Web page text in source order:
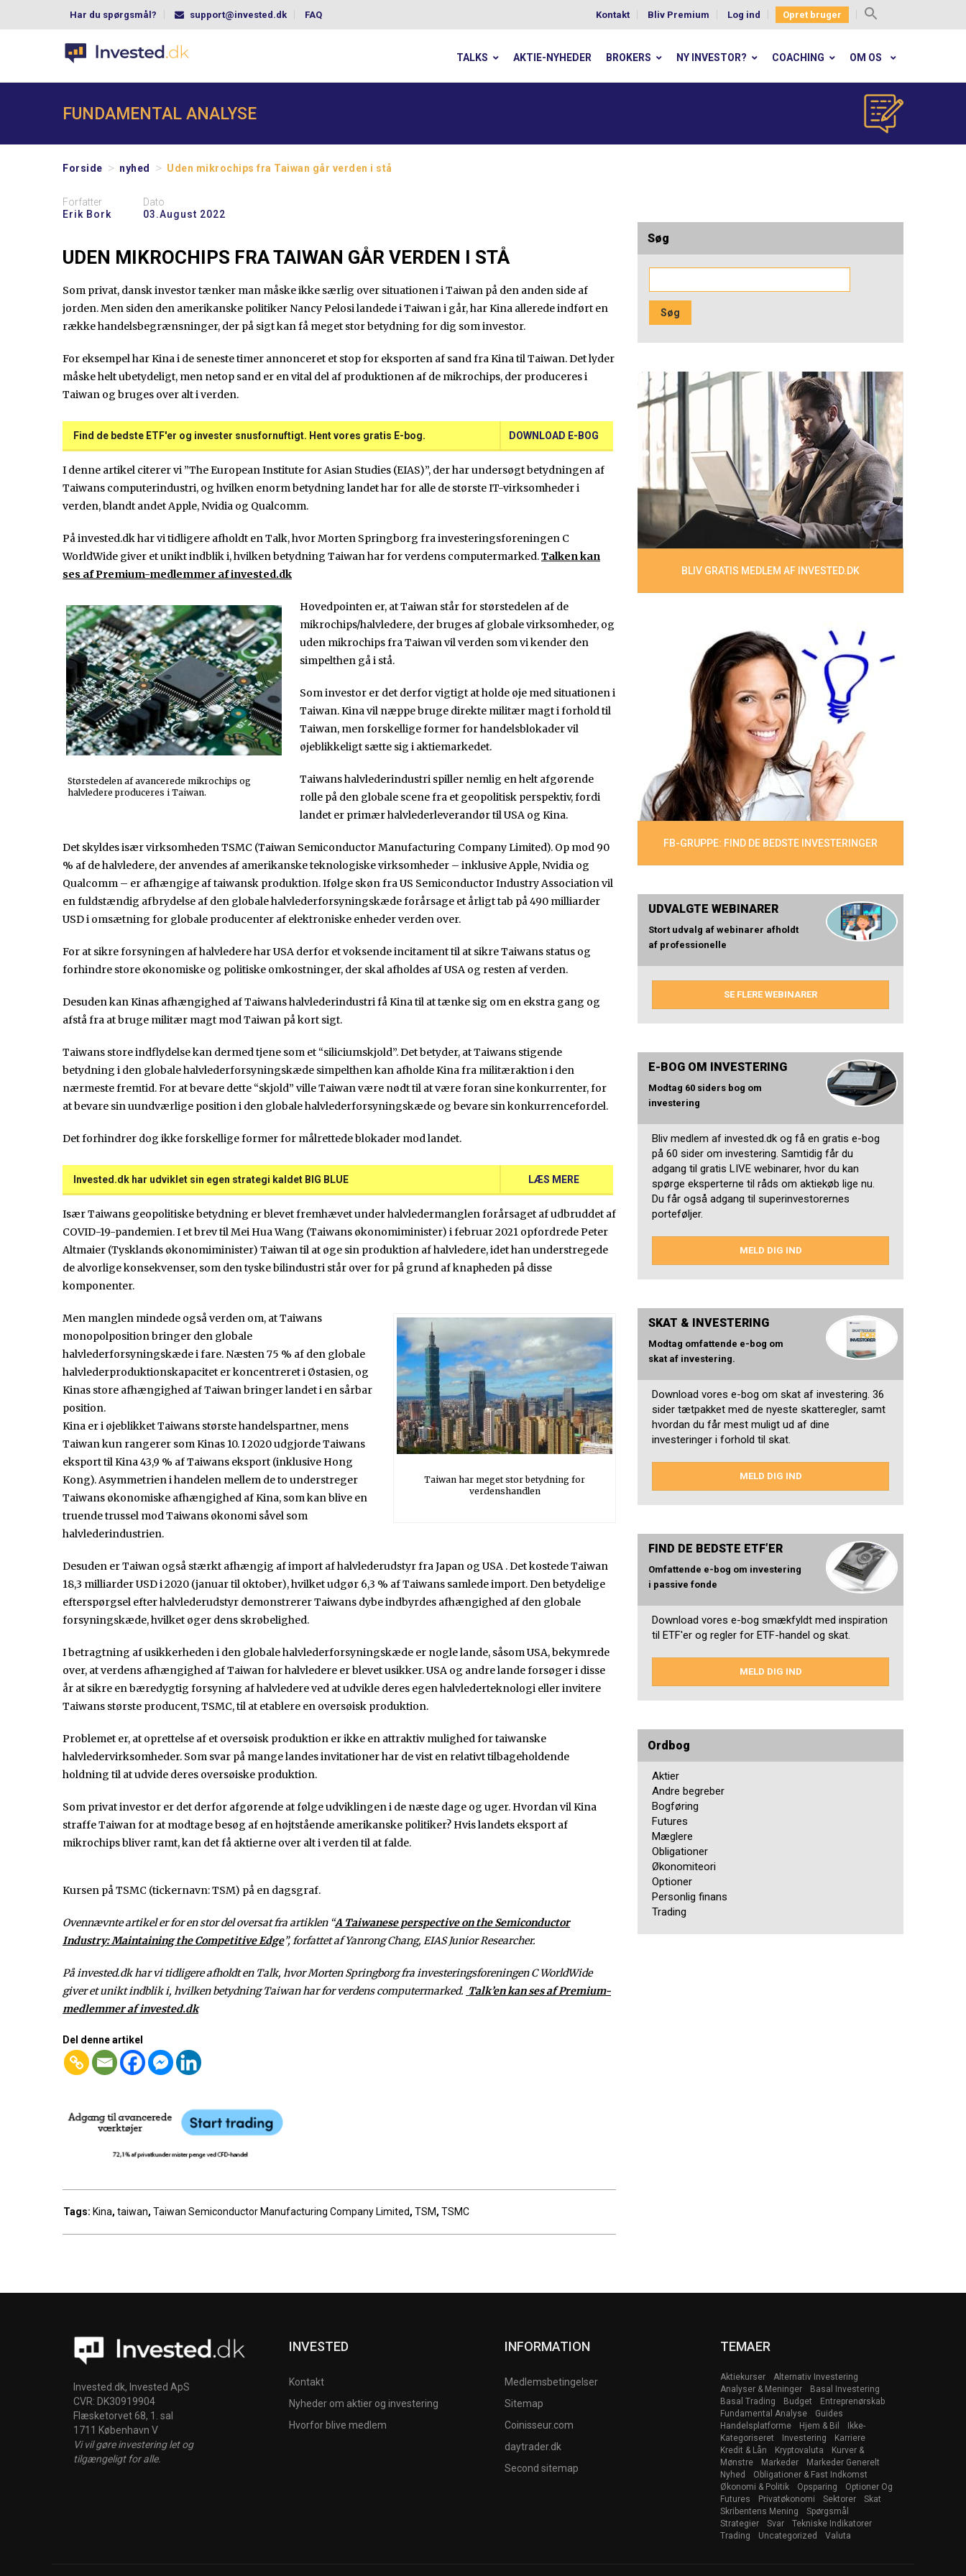
Har du spørgsmål? support@invested.dk FAQ Kontakt Bliv Premium Log ind Opret bruger
TALKS AKTIE-NYHEDER BROKERS NY INVESTOR? COACHING OM OS
FUNDAMENTAL ANALYSE
Forside > nyhed > Uden mikrochips fra Taiwan går verden i stå
Forfatter
Erik Bork
Dato
03.august 2022
UDEN MIKROCHIPS FRA TAIWAN GÅR VERDEN I STÅ
Som privat, dansk investor tænker man måske ikke særlig over situationen i Taiwan på den anden side af
jorden. Men siden den amerikanske politiker Nancy Pelosi landede i Taiwan i går, har Kina allerede indført en
række handelsbegrænsninger, der på sigt kan få meget stor betydning for dig som investor.
For eksempel har Kina i de seneste timer annonceret et stop for eksporten af sand fra Kina til Taiwan. Det lyder
måske helt ubetydeligt, men netop sand er en vital del af produktionen af de mikrochips, der produceres i
Taiwan og bruges over alt i verden.
Find de bedste ETF'er og invester snusfornuftigt. Hent vores gratis E-bog. DOWNLOAD E-BOG
I denne artikel citerer vi ”The European Institute for Asian Studies (EIAS)”, der har undersøgt betydningen af
Taiwans computerindustri, og hvilken enorm betydning landet har for alle de største IT-virksomheder i
verden, blandt andet Apple, Nvidia og Qualcomm.
På invested.dk har vi tidligere afholdt en Talk, hvor Morten Springborg fra investeringsforeningen C
WorldWide giver et unikt indblik i, hvilken betydning Taiwan har for verdens computermarked.Talken kan
ses af Premium-medlemmer af invested.dk
Størstedelen af avancerede mikrochips og
halvledere produceres i Taiwan.
Hovedpointen er, at Taiwan står for størstedelen af de
mikrochips/halvledere, der bruges af globale virksomheder, og
uden mikrochips fra Taiwan vil verden som vi kender den
simpelthen gå i stå.
Som investor er det derfor vigtigt at holde øje med situationen i
Taiwan. Kina vil næppe bruge direkte militær magt i forhold til
Taiwan, men forskellige former for handelsblokader vil
øjeblikkeligt sætte sig i aktiemarkedet.
Taiwans halvlederindustri spiller nemlig en helt afgørende
rolle på den globale scene fra et geopolitisk perspektiv, fordi
landet er primær halvlederleverandør til USA og Kina.
Det skyldes især virksomheden TSMC (Taiwan Semiconductor Manufacturing Company Limited). Op mod 90
% af de halvledere, der anvendes af amerikanske teknologiske virksomheder – inklusive Apple, Nvidia og
Qualcomm – er afhængige af taiwansk produktion. Ifølge skøn fra US Semiconductor Industry Association vil
en fuldstændig afbrydelse af den globale halvlederforsyningskæde forårsage et årligt tab på 490 milliarder
USD i omsætning for globale producenter af elektroniske enheder verden over.
For at sikre forsyningen af halvledere har USA derfor et voksende incitament til at sikre Taiwans status og
forhindre store økonomiske og politiske omkostninger, der skal afholdes af USA og resten af verden.
Desuden kan Kinas afhængighed af Taiwans halvlederindustri få Kina til at tænke sig om en ekstra gang og
afstå fra at bruge militær magt mod Taiwan på kort sigt.
Taiwans store indflydelse kan dermed tjene som et “siliciumskjold”. Det betyder, at Taiwans stigende
betydning i den globale halvlederforsyningskæde simpelthen kan afholde Kina fra militæraktion i den
nærmeste fremtid. For at bevare dette “skjold” ville Taiwan være nødt til at være foran sine konkurrenter, for
at bevare sin uundværlige position i den globale halvlederforsyningskæde og bevare sin konkurrencefordel.
Det forhindrer dog ikke forskellige former for målrettede blokader mod landet.
Invested.dk har udviklet sin egen strategi kaldet BIG BLUE LÆS MERE
Især Taiwans geopolitiske betydning er blevet fremhævet under halvledermanglen forårsaget af udbruddet af
COVID-19-pandemien. I et brev til Mei Hua Wang (Taiwans økonomiminister) i februar 2021 opfordrede Peter
Altmaier (Tysklands økonomiminister) Taiwan til at øge sin produktion af halvledere, idet han understregede
de alvorlige konsekvenser, som den tyske bilindustri står over for på grund af knapheden på disse
komponenter.
Taiwan har meget stor betydning for
verdenshandlen
Men manglen mindede også verden om, at Taiwans
monopolposition bringer den globale
halvlederforsyningskæde i fare. Næsten 75 % af den globale
halvlederproduktionskapacitet er koncentreret i Østasien, og
Kinas store afhængighed af Taiwan bringer landet i en sårbar
position.
Kina er i øjeblikket Taiwans største handelspartner, mens
Taiwan kun rangerer som Kinas 10. I 2020 udgjorde Taiwans
eksport til Kina 43,9 % af Taiwans eksport (inklusive Hong
Kong). Asymmetrien i handelen mellem de to understreger
Taiwans økonomiske afhængighed af Kina, som kan blive en
truende trussel mod Taiwans økonomi såvel som
halvlederindustrien.
Desuden er Taiwan også stærkt afhængig af import af halvlederudstyr fra Japan og USA . Det kostede Taiwan
18,3 milliarder USD i 2020 (januar til oktober), hvilket udgør 6,3 % af Taiwans samlede import. Den betydelige
efterspørgsel efter halvlederudstyr demonstrerer Taiwans dybe indbyrdes afhængighed af den globale
forsyningskæde, hvilket øger dens skrøbelighed.
I betragtning af usikkerheden i den globale halvlederforsyningskæde er nogle lande, såsom USA, bekymrede
over, at verdens afhængighed af Taiwan for halvledere er blevet usikker. USA og andre lande forsøger i disse
år at sikre en bæredygtig forsyning af halvledere ved at udvikle deres egen halvlederteknologi eller invitere
Taiwans største producent, TSMC, til at etablere en oversøisk produktion.
Problemet er, at oprettelse af et oversøisk produktion er ikke en attraktiv mulighed for taiwanske
halvledervirksomheder. Som svar på mange landes invitationer har de vist en relativt tilbageholdende
holdning til at udvide deres oversøiske produktion.
Som privat investor er det derfor afgørende at følge udviklingen i de næste dage og uger. Hvordan vil Kina
straffe Taiwan for at modtage besøg af en højtstående amerikanske politiker? Hvis landets eksport af
mikrochips bliver ramt, kan det få aktierne over alt i verden til at falde.
Kursen på TSMC (tickernavn: TSM) på en dagsgraf.
Ovennævnte artikel er for en stor del oversat fra artiklen “A Taiwanese perspective on the Semiconductor
Industry: Maintaining the Competitive Edge”, forfattet af Yanrong Chang, EIAS Junior Researcher.
På invested.dk har vi tidligere afholdt en Talk, hvor Morten Springborg fra investeringsforeningen C WorldWide
giver et unikt indblik i, hvilken betydning Taiwan har for verdens computermarked. Talk’en kan ses af Premium-
medlemmer af invested.dk
Del denne artikel
Tags: Kina, taiwan, Taiwan Semiconductor Manufacturing Company Limited, TSM, TSMC
Søg
BLIV GRATIS MEDLEM AF INVESTED.DK
FB-GRUPPE: FIND DE BEDSTE INVESTERINGER
UDVALGTE WEBINARER
Stort udvalg af webinarer afholdt
af professionelle
SE FLERE WEBINARER
E-BOG OM INVESTERING
Modtag 60 siders bog om
investering
Bliv medlem af invested.dk og få en gratis e-bog
på 60 sider om investering. Samtidig får du
adgang til gratis LIVE webinarer, hvor du kan
spørge eksperterne til råds om aktiekøb lige nu.
Du får også adgang til superinvestorernes
porteføljer.
MELD DIG IND
SKAT & INVESTERING
Modtag omfattende e-bog om
skat af investering.
Download vores e-bog om skat af investering. 36
sider tætpakket med de nyeste skatteregler, samt
hvordan du får mest muligt ud af dine
investeringer i forhold til skat.
MELD DIG IND
FIND DE BEDSTE ETF’ER
Omfattende e-bog om investering
i passive fonde
Download vores e-bog smækfyldt med inspiration
til ETF'er og regler for ETF-handel og skat.
MELD DIG IND
Ordbog
Aktier
Andre begreber
Bogføring
Futures
Mæglere
Obligationer
Økonomiteori
Optioner
Personlig finans
Trading
Invested.dk, Invested ApS
CVR: DK30919904
Flæsketorvet 68, 1. sal
1711 København V
Vi vil gøre investering let og
tilgængeligt for alle.
INVESTED
Kontakt
Nyheder om aktier og investering
Hvorfor blive medlem
INFORMATION
Medlemsbetingelser
Sitemap
Coinisseur.com
daytrader.dk
Second sitemap
TEMAER
Aktiekurser
Alternativ Investering
Analyser & Meninger
Basal Investering
Basal Trading
Budget
Entreprenørskab
Fundamental Analyse
Guides
Handelsplatforme
Hjem & Bil
Ikke-
Kategoriseret
Investering
Karriere
Kredit & Lån
Kryptovaluta
Kurver &
Mønstre
Markeder
Markeder Generelt
Nyhed
Obligationer & Fast Indkomst
Økonomi & Politik
Opsparing
Optioner Og
Futures
Privatøkonomi Sektorer
Skat
Skribentens Mening
Spørgsmål
Strategier
Svar
Tekniske Indikatorer
Trading
Uncategorized Valuta